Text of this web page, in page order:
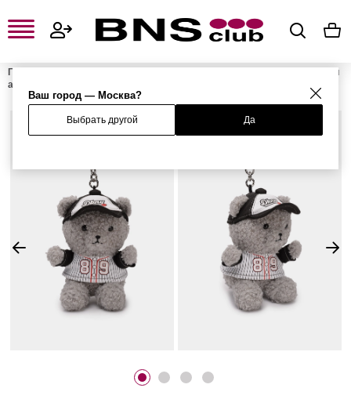
Ваш город — Москва?
Выбрать другой Да
Главная
Женские сумки и
аксессуары